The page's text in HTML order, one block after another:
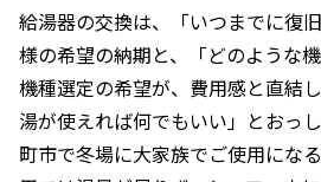
給湯器の交換は、「いつまでに復
様の希望の納期と、「どのような
機種選定の希望が、費用感と直結
湯が使えれば何でもいい」とおっ
町市で冬場に大家族でご使用にな